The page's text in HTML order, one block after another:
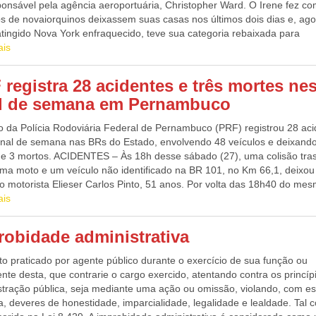
pela agência aeroportuária, Christopher Ward. O Irene fez
de novaiorquinos deixassem suas casas nos últimos dois dias e,
Nova York enfraquecido, teve sua categoria rebaixada para
tropical. Os aeroportos John F. Kennedy International, Newark e
de voos. A tempestade provocou 12 mortos em cinco estados da
americana, segundo indicaram as autoridades. Fonte: Agência
registra 28 acidentes e três mortes
de semana em Pernambuco
da Polícia Rodoviária Federal de Pernambuco (PRF) registrou 28
de semana nas BRs do Estado, envolvendo 48 veículos e
3 mortos. ACIDENTES – Às 18h desse sábado (27), uma colisão
moto e um veículo não identificado na BR 101, no Km 66,1, deixou
motorista Elieser Carlos Pinto, 51 anos. Por volta das 18h40 do
Uno capotou na saída da pista, no Km 341, da BR 232, em Custódia,
(28), uma colisão transversal na BR-116, Km 52, no município de
caminhão MB L1513, com placa de São Paulo, e uma moto, deixou 2
e um morto, a passageira da motocicleta, Maria Aparecida dos Santos,
NE10 Blog do Deputado Federal GONZAGA PATRIOTA (PSB/PE)
administrativa
praticado por agente público durante o exercício de sua função ou
desta, que contrarie o cargo exercido, atentando contra os
pública, seja mediante uma ação ou omissão, violando, com
deveres de honestidade, imparcialidade, legalidade e lealdade. Tal